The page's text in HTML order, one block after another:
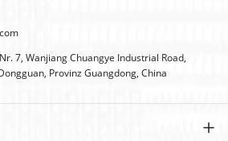
7, Wanjiang Chuangye Industrial Road,
Provinz Guangdong, China